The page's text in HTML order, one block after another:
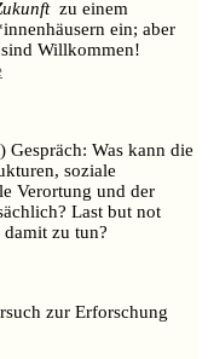
zu einem
ein; aber
Willkommen!
Gespräch: Was kann die
soziale
Verortung und der
Last but not
zu tun?
zur Erforschung